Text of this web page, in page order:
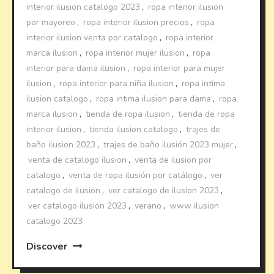
interior ilusion catalogo 2023 , ropa interior ilusion
por mayoreo , ropa interior ilusion precios , ropa
interior ilusion venta por catalogo , ropa interior
marca ilusion , ropa interior mujer ilusion , ropa
interior para dama ilusion , ropa interior para mujer
ilusion , ropa interior para niña ilusion , ropa intima
ilusion catalogo , ropa intima ilusion para dama , ropa
marca ilusion , tienda de ropa ilusion , tienda de ropa
interior ilusion , tienda ilusion catalogo , trajes de
baño ilusion 2023 , trajes de baño ilusión 2023 mujer ,
venta de catalogo ilusion , venta de ilusion por
catalogo , venta de ropa ilusión por catálogo , ver
catalogo de ilusion , ver catalogo de ilusion 2023 ,
ver catalogo ilusion 2023 , verano , www ilusion
catalogo 2023
Discover